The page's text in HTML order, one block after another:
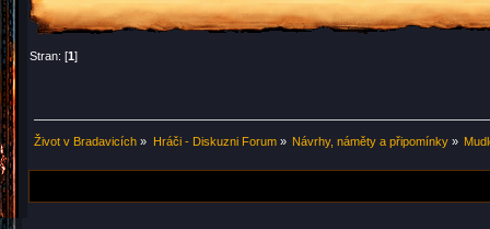
Stran: [1]
Život v Bradavicích » Hráči - Diskuzni Forum» Návrhy, náměty a připomínky»